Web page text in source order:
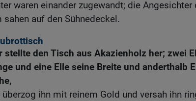
waren einander zugewandt; die Angesichter
sahen auf den Sühnedeckel.
stellte den Tisch aus Akazienholz her; zwei
und eine Elle seine Breite und anderthalb
überzog ihn mit reinem Gold und versah ihn